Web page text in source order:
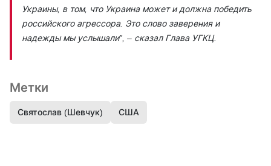
Украины, в том, что Украина может и должна победить
российского агрессора. Это слово заверения и
надежды мы услышали”, – сказал Глава УГКЦ.
Метки
Святослав (Шевчук) США